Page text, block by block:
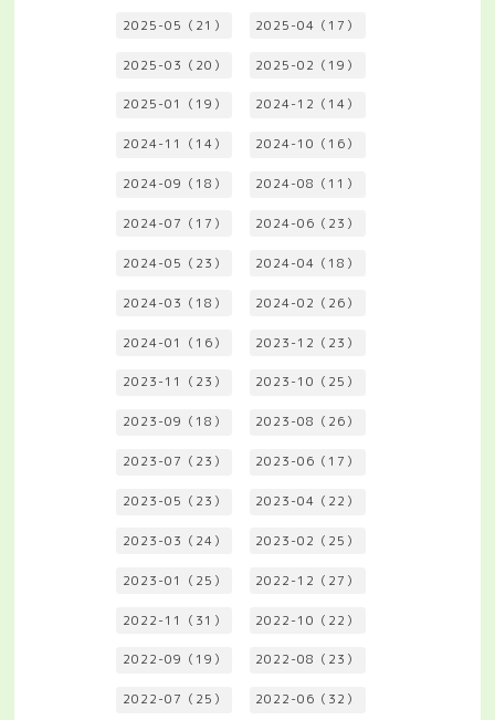
2025-05（21） 2025-04（17）
2025-03（20） 2025-02（19）
2025-01（19） 2024-12（14）
2024-11（14） 2024-10（16）
2024-09（18） 2024-08（11）
2024-07（17） 2024-06（23）
2024-05（23） 2024-04（18）
2024-03（18） 2024-02（26）
2024-01（16） 2023-12（23）
2023-11（23） 2023-10（25）
2023-09（18） 2023-08（26）
2023-07（23） 2023-06（17）
2023-05（23） 2023-04（22）
2023-03（24） 2023-02（25）
2023-01（25） 2022-12（27）
2022-11（31） 2022-10（22）
2022-09（19） 2022-08（23）
2022-07（25） 2022-06（32）